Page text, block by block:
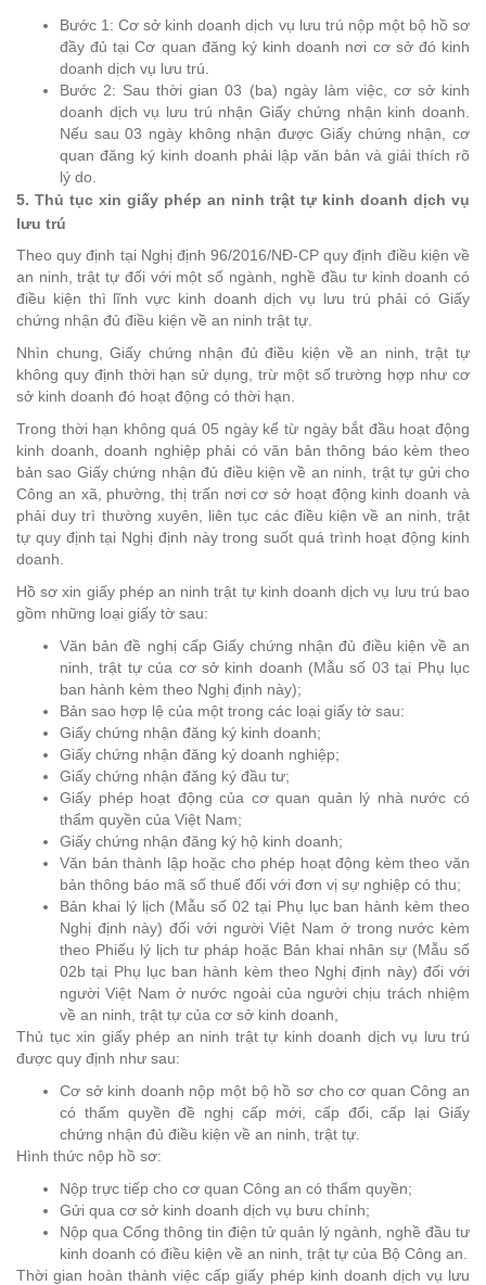
Bước 1: Cơ sở kinh doanh dịch vụ lưu trú nộp một bộ hồ sơ
đầy đủ tại Cơ quan đăng ký kinh doanh nơi cơ sở đó kinh
doanh dịch vụ lưu trú.
Bước 2: Sau thời gian 03 (ba) ngày làm việc, cơ sở kinh
doanh dịch vụ lưu trú nhận Giấy chứng nhận kinh doanh.
Nếu sau 03 ngày không nhận được Giấy chứng nhận, cơ
quan đăng ký kinh doanh phải lập văn bản và giải thích rõ
lý do.
5. Thủ tục xin giấy phép an ninh trật tự kinh doanh dịch vụ
lưu trú
Theo quy định tại Nghị định 96/2016/NĐ-CP quy định điều kiện về
an ninh, trật tự đối với một số ngành, nghề đầu tư kinh doanh có
điều kiện thì lĩnh vực kinh doanh dịch vụ lưu trú phải có Giấy
chứng nhận đủ điều kiện về an ninh trật tự.
Nhìn chung, Giấy chứng nhận đủ điều kiện về an ninh, trật tự
không quy định thời hạn sử dụng, trừ một số trường hợp như cơ
sở kinh doanh đó hoạt động có thời hạn.
Trong thời hạn không quá 05 ngày kể từ ngày bắt đầu hoạt động
kinh doanh, doanh nghiệp phải có văn bản thông báo kèm theo
bản sao Giấy chứng nhận đủ điều kiện về an ninh, trật tự gửi cho
Công an xã, phường, thị trấn nơi cơ sở hoạt động kinh doanh và
phải duy trì thường xuyên, liên tục các điều kiện về an ninh, trật
tự quy định tại Nghị định này trong suốt quá trình hoạt động kinh
doanh.
Hồ sơ xin giấy phép an ninh trật tự kinh doanh dịch vụ lưu trú bao
gồm những loại giấy tờ sau:
Văn bản đề nghị cấp Giấy chứng nhận đủ điều kiện về an
ninh, trật tự của cơ sở kinh doanh (Mẫu số 03 tại Phụ lục
ban hành kèm theo Nghị định này);
Bản sao hợp lệ của một trong các loại giấy tờ sau:
Giấy chứng nhận đăng ký kinh doanh;
Giấy chứng nhận đăng ký doanh nghiệp;
Giấy chứng nhận đăng ký đầu tư;
Giấy phép hoạt động của cơ quan quản lý nhà nước có
thẩm quyền của Việt Nam;
Giấy chứng nhận đăng ký hộ kinh doanh;
Văn bản thành lập hoặc cho phép hoạt động kèm theo văn
bản thông báo mã số thuế đối với đơn vị sự nghiệp có thu;
Bản khai lý lịch (Mẫu số 02 tại Phụ lục ban hành kèm theo
Nghị định này) đối với người Việt Nam ở trong nước kèm
theo Phiếu lý lịch tư pháp hoặc Bản khai nhân sự (Mẫu số
02b tại Phụ lục ban hành kèm theo Nghị định này) đối với
người Việt Nam ở nước ngoài của người chịu trách nhiệm
về an ninh, trật tự của cơ sở kinh doanh,
Thủ tục xin giấy phép an ninh trật tự kinh doanh dịch vụ lưu trú
được quy định như sau:
Cơ sở kinh doanh nộp một bộ hồ sơ cho cơ quan Công an
có thẩm quyền đề nghị cấp mới, cấp đổi, cấp lại Giấy
chứng nhận đủ điều kiện về an ninh, trật tự.
Hình thức nộp hồ sơ:
Nộp trực tiếp cho cơ quan Công an có thẩm quyền;
Gửi qua cơ sở kinh doanh dịch vụ bưu chính;
Nộp qua Cổng thông tin điện tử quản lý ngành, nghề đầu tư
kinh doanh có điều kiện về an ninh, trật tự của Bộ Công an.
Thời gian hoàn thành việc cấp giấy phép kinh doanh dịch vụ lưu